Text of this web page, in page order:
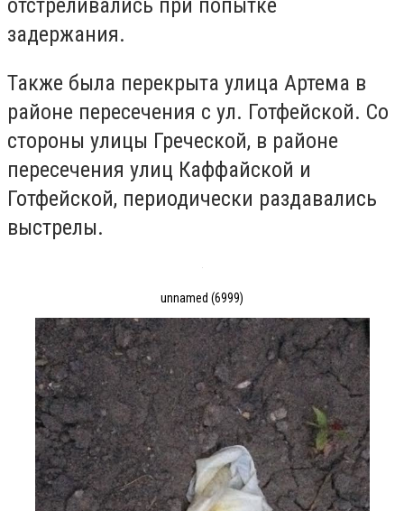
отстреливались при попытке
задержания.
Также была перекрыта улица Артема в
районе пересечения с ул. Готфейской. Со
стороны улицы Греческой, в районе
пересечения улиц Каффайской и
Готфейской, периодически раздавались
выстрелы.
unnamed (6999)